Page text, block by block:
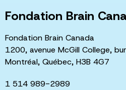
Fondation Brain
Fondation Brain Canada
1200, avenue McGill College,
Montréal, Québec, H3B 4G7
1 514 989-2989